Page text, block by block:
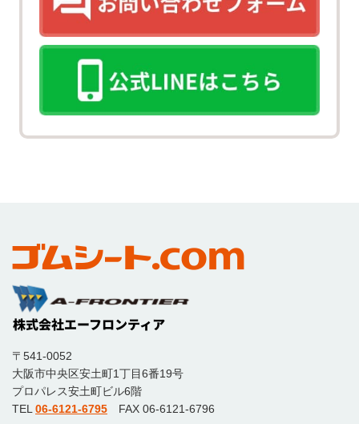
〒541-0052
大阪市中央区安土町1丁目6番19号
プロパレス安土町ビル6階
TEL 06-6121-6795 FAX 06-6121-6796